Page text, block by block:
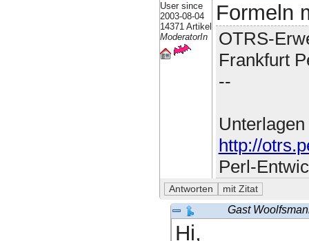
User since
2003-08-04
14371 Artikel
ModeratorIn
Formeln
OTRS-
Frankfurt
--
http://
Perl-
Gast
Hi,